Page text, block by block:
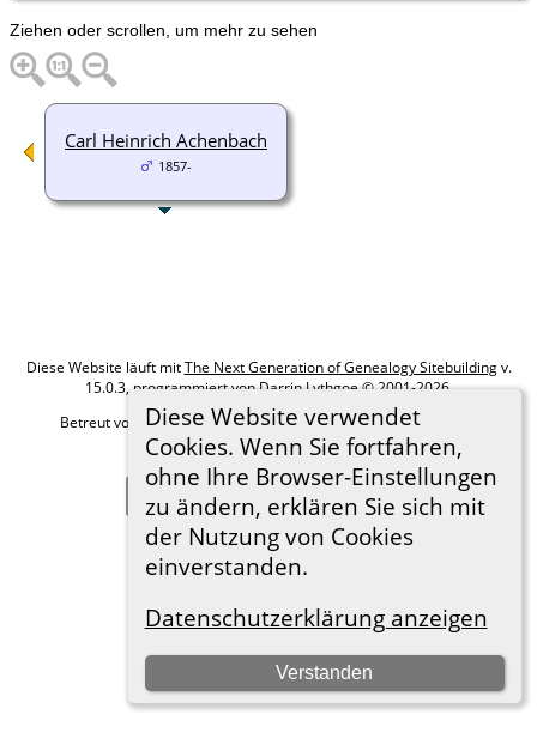
Diese Website verwendet
Cookies. Wenn Sie fortfahren,
ohne Ihre Browser-Einstellungen
zu ändern, erklären Sie sich mit
der Nutzung von Cookies
einverstanden.
Datenschutzerklärung anzeigen
Verstanden
Ziehen oder scrollen, um mehr zu sehen
Carl Heinrich Achenbach
1857-
Diese Website läuft mitThe Next Generation of Genealogy Sitebuildingv.
15.0.3, programmiert von Darrin Lythgoe © 2001-2026.
Betreut von
Roland zu Dortmund e.V.. |Datenschutzerklärung
Hier geht es zum Impressum
Zur Desktop-Webseite wechseln